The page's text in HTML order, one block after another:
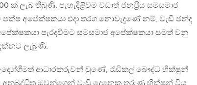
ක් ලැබ තිබුණි. පැහැදිළිවම වඩාත් ජනප‍්‍රිය සමසමාජ
අපේක්ෂකයා එදා තරග නොවැදුණේ නම්, වැඩි ඡන්ද
පැරදවීමට සමසමාජ අපේක්ෂකයා සමත් වනු
ලැබුණි.
ආධාරකරුවන් වුණේ, රැඩිකල් බෞද්ධ භික්ෂූන්